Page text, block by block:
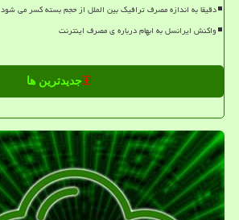
دقیقا به اندازه مصرف ترافیک بین الملل از حجم بسته کسر می شود
واکنش ایرانسل به ابهام درباره ی مصرف اینترنت
جدیدترین ها